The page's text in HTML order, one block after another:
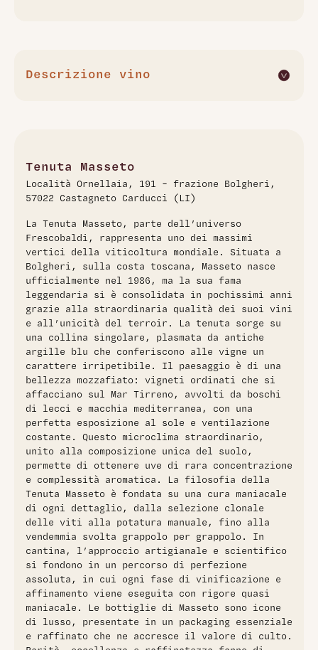
Descrizione vino
di 24 mesi in barrique di rovere francese, che dona
profondità e complessità. L’annata 2009 si distingue per
aromi intensi di frutta nera matura, tabacco, spezie e
struttura solida, tannini setosi e un finale lungo. Promette
un’evoluzione straordinaria nel tempo.
Tenuta Masseto
Località Ornellaia, 191 – frazione Bolgheri,
57022 Castagneto Carducci (LI)
La Tenuta Masseto, parte dell’universo
Frescobaldi, rappresenta uno dei massimi
vertici della viticoltura mondiale. Situata a
Bolgheri, sulla costa toscana, Masseto nasce
ufficialmente nel 1986, ma la sua fama
leggendaria si è consolidata in pochissimi anni
grazie alla straordinaria qualità dei suoi vini
e all’unicità del terroir. La tenuta sorge su
una collina singolare, plasmata da antiche
argille blu che conferiscono alle vigne un
carattere irripetibile. Il paesaggio è di una
bellezza mozzafiato: vigneti ordinati che si
affacciano sul Mar Tirreno, avvolti da boschi
di lecci e macchia mediterranea, con una
perfetta esposizione al sole e ventilazione
costante. Questo microclima straordinario,
unito alla composizione unica del suolo,
permette di ottenere uve di rara concentrazione
e complessità aromatica. La filosofia della
Tenuta Masseto è fondata su una cura maniacale
di ogni dettaglio, dalla selezione clonale
delle viti alla potatura manuale, fino alla
vendemmia svolta grappolo per grappolo. In
cantina, l’approccio artigianale e scientifico
si fondono in un percorso di perfezione
assoluta, in cui ogni fase di vinificazione e
affinamento viene eseguita con rigore quasi
maniacale. Le bottiglie di Masseto sono icone
di lusso, presentate in un packaging essenziale
e raffinato che ne accresce il valore di culto.